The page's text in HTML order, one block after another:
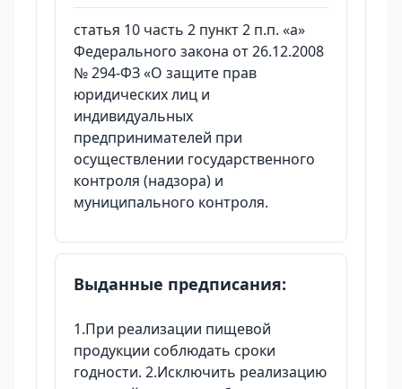
статья 10 часть 2 пункт 2 п.п. «а»
Федерального закона от 26.12.2008
№ 294-ФЗ «О защите прав
юридических лиц и
индивидуальных
предпринимателей при
осуществлении государственного
контроля (надзора) и
муниципального контроля.
Выданные предписания:
1.При реализации пищевой
продукции соблюдать сроки
годности. 2.Исключить реализацию